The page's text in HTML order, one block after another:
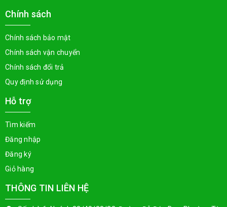
Chính sách
Chính sách bảo mật
Chính sách vận chuyển
Chính sách đổi trả
Quy định sử dụng
Hỗ trợ
Tìm kiếm
Đăng nhập
Đăng ký
Giỏ hàng
THÔNG TIN LIÊN HỆ